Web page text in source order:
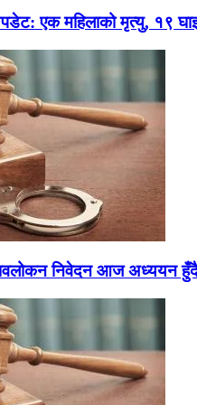
एक महिलाको मृत्यु, १९
निवेदन आज अध्ययन